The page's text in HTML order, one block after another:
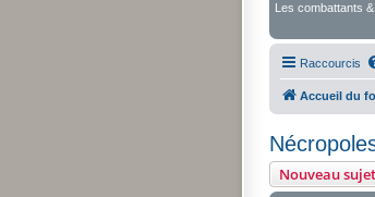
Les combattants
Raccourcis
Accueil du
Nouveau sujet